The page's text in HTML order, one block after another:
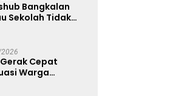
Bangkalan
Sekolah Tidak
Cepat
Warga